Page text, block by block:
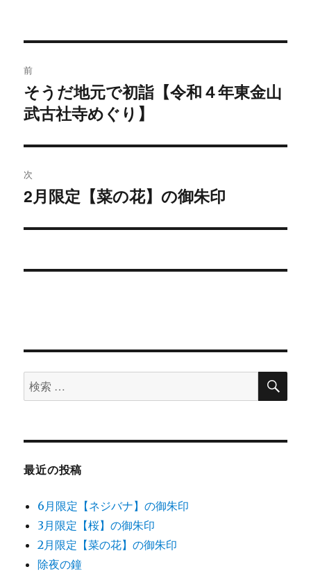
稿
ナ
ビ
ゲ
ー
シ
前
過
去
投
稿:
そうだ地元で初詣【令和４年東金山
武古社寺めぐり】
次
次
投
2月限定【菜の花】の御朱印
検
索
象:
検
最近の投稿
6月限定【ネジバナ】の御朱印
3月限定【桜】の御朱印
2月限定【菜の花】の御朱印
除夜の鐘